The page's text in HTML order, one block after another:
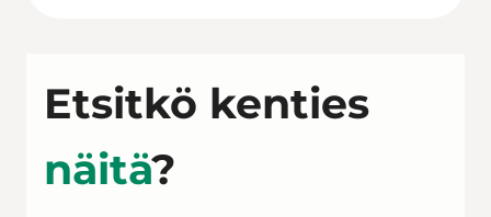
Etsitkö kenties
näitä?